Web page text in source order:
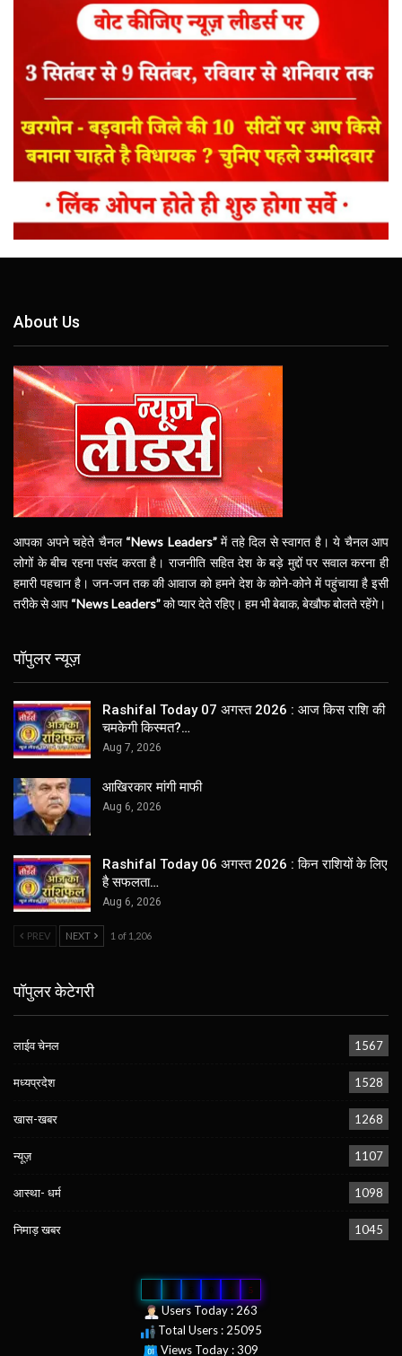
About Us
आपका अपने चहेते चैनल “News Leaders”में तहे दिल से स्वागत है। ये चैनल आप
लोगों के बीच रहना पसंद करता है। राजनीति सहित देश के बड़े मुद्दों पर सवाल करना ही
हमारी पहचान है। जन-जन तक की आवाज को हमने देश के कोने-कोने में पहुंचाया है इसी
तरीके से आप “News Leaders”को प्यार देते रहिए। हम भी बेबाक, बेखौफ बोलते रहेंगे।
पॉपुलर न्यूज़
Rashifal Today 07 अगस्त 2026 : आज किस राशि की
चमकेगी किस्मत?…
Aug 7, 2026
आखिरकार मांगी माफी
Aug 6, 2026
Rashifal Today 06 अगस्त 2026 : किन राशियों के लिए
है सफलता…
Aug 6, 2026
PREV NEXT 1 of 1,206
पॉपुलर केटेगरी
लाईव चेनल 1567
मध्यप्रदेश 1528
खास-खबर 1268
न्यूज़ 1107
आस्था- धर्म 1098
निमाड़ खबर 1045
5
Users Today : 263
Total Users : 25095
Views Today : 309